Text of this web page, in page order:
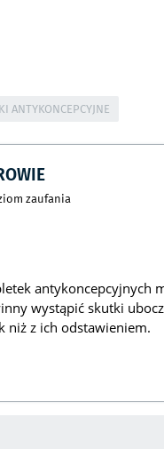
ANTYKONCEPCYJNE
zaufania
antykoncepcyjnych
wystąpić skutki
niż z ich odstawieniem.